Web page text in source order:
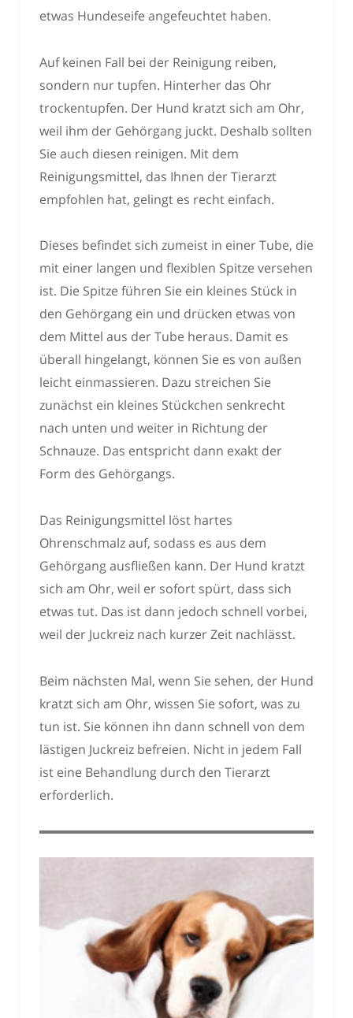
etwas Hundeseife angefeuchtet haben.
Auf keinen Fall bei der Reinigung reiben,
sondern nur tupfen. Hinterher das Ohr
trockentupfen. Der Hund kratzt sich am Ohr,
weil ihm der Gehörgang juckt. Deshalb sollten
Sie auch diesen reinigen. Mit dem
Reinigungsmittel, das Ihnen der Tierarzt
empfohlen hat, gelingt es recht einfach.
Dieses befindet sich zumeist in einer Tube, die
mit einer langen und flexiblen Spitze versehen
ist. Die Spitze führen Sie ein kleines Stück in
den Gehörgang ein und drücken etwas von
dem Mittel aus der Tube heraus. Damit es
überall hingelangt, können Sie es von außen
leicht einmassieren. Dazu streichen Sie
zunächst ein kleines Stückchen senkrecht
nach unten und weiter in Richtung der
Schnauze. Das entspricht dann exakt der
Form des Gehörgangs.
Das Reinigungsmittel löst hartes
Ohrenschmalz auf, sodass es aus dem
Gehörgang ausfließen kann. Der Hund kratzt
sich am Ohr, weil er sofort spürt, dass sich
etwas tut. Das ist dann jedoch schnell vorbei,
weil der Juckreiz nach kurzer Zeit nachlässt.
Beim nächsten Mal, wenn Sie sehen, der Hund
kratzt sich am Ohr, wissen Sie sofort, was zu
tun ist. Sie können ihn dann schnell von dem
lästigen Juckreiz befreien. Nicht in jedem Fall
ist eine Behandlung durch den Tierarzt
erforderlich.